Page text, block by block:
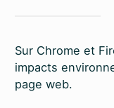
Sur Chrome et
impacts
page web.